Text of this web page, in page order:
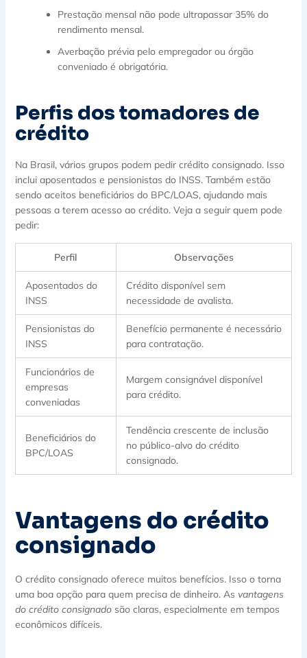
Prestação mensal não pode ultrapassar 35% do
rendimento mensal.
Averbação prévia pelo empregador ou órgão
conveniado é obrigatória.
Perfis dos tomadores de
crédito
Na Brasil, vários grupos podem pedir crédito consignado. Isso
inclui aposentados e pensionistas do INSS. Também estão
sendo aceitos beneficiários do BPC/LOAS, ajudando mais
pessoas a terem acesso ao crédito. Veja a seguir quem pode
pedir:
Perfil Observações
Aposentados do
INSS
Crédito disponível sem
necessidade de avalista.
Pensionistas do
INSS
Benefício permanente é necessário
para contratação.
Funcionários de
empresas
conveniadas
Margem consignável disponível
para crédito.
Beneficiários do
BPC/LOAS
Tendência crescente de inclusão
no público-alvo do crédito
consignado.
Vantagens do crédito
consignado
O crédito consignado oferece muitos benefícios. Isso o torna
uma boa opção para quem precisa de dinheiro. As vantagens
do crédito consignadosão claras, especialmente em tempos
econômicos difíceis.